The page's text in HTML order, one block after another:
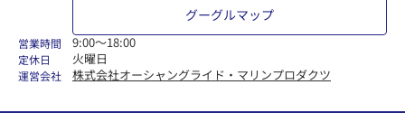
グーグルマップ
営業時間 9:00〜18:00
定休日 火曜日
運営会社 株式会社オーシャングライド・マリンプロダクツ